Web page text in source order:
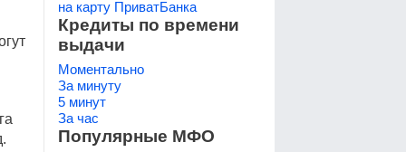
на карту ПриватБанка
Кредиты по времени
выдачи
Моментально
За минуту
5 минут
За час
Популярные МФО